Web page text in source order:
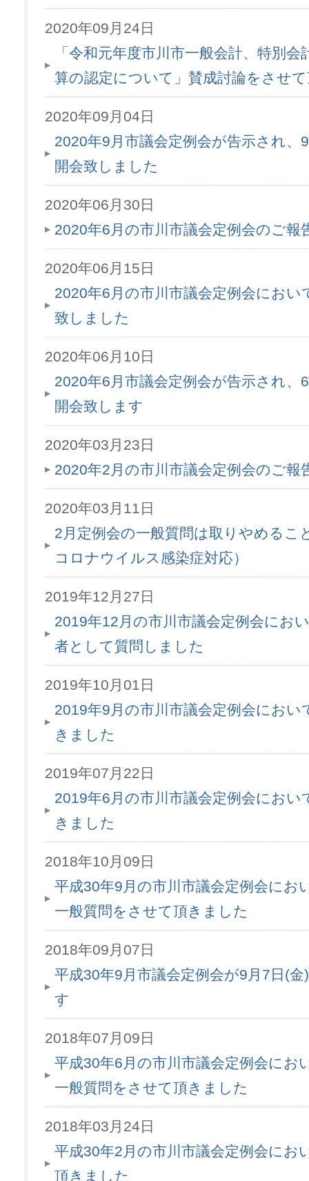
2020年09月24日
「令和元年度市川市一般会計、特別
算の認定について」賛成討論をさせ
2020年09月04日
2020年9月市議会定例会が告示され、
開会致しました
2020年06月30日
2020年6月の市川市議会定例会のご報
2020年06月15日
2020年6月の市川市議会定例会におい
致しました
2020年06月10日
2020年6月市議会定例会が告示され、
開会致します
2020年03月23日
2020年2月の市川市議会定例会のご報
2020年03月11日
2月定例会の一般質問は取りやめるこ
コロナウイルス感染症対応）
2019年12月27日
2019年12月の市川市議会定例会にお
者として質問しました
2019年10月01日
2019年9月の市川市議会定例会におい
きました
2019年07月22日
2019年6月の市川市議会定例会におい
きました
2018年10月09日
平成30年9月の市川市議会定例会にお
一般質問をさせて頂きました
2018年09月07日
平成30年9月市議会定例会が9月7日(
す
2018年07月09日
平成30年6月の市川市議会定例会にお
一般質問をさせて頂きました
2018年03月24日
平成30年2月の市川市議会定例会にお
頂きました